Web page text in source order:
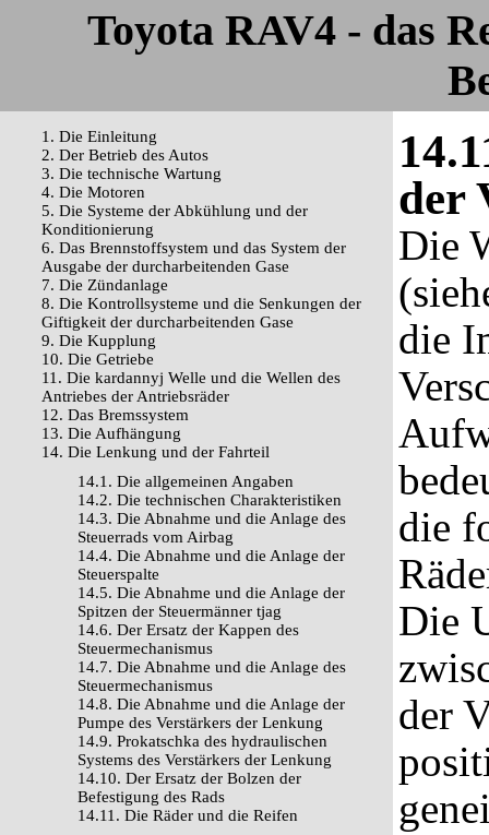
Toyota RAV4 - das
1. Die Einleitung
2. Der Betrieb des Autos
3. Die technische Wartung
4. Die Motoren
5. Die Systeme der Abkühlung und der
Konditionierung
6. Das Brennstoffsystem und das System der
Ausgabe der durcharbeitenden Gase
7. Die Zündanlage
8. Die Kontrollsysteme und die Senkungen der
Giftigkeit der durcharbeitenden Gase
9. Die Kupplung
10. Die Getriebe
11. Die kardannyj Welle und die Wellen des
Antriebes der Antriebsräder
12. Das Bremssystem
13. Die Aufhängung
14. Die Lenkung und der Fahrteil
14.1. Die allgemeinen Angaben
14.2. Die technischen Charakteristiken
14.3. Die Abnahme und die Anlage des
Steuerrads vom Airbag
14.4. Die Abnahme und die Anlage der
Steuerspalte
14.5. Die Abnahme und die Anlage der
Spitzen der Steuermänner tjag
14.6. Der Ersatz der Kappen des
Steuermechanismus
14.7. Die Abnahme und die Anlage des
Steuermechanismus
14.8. Die Abnahme und die Anlage der
Pumpe des Verstärkers der Lenkung
14.9. Prokatschka des hydraulischen
Systems des Verstärkers der Lenkung
14.10. Der Ersatz der Bolzen der
Befestigung des Rads
14.11. Die Räder und die Reifen
der
Die
die
die
Die
der